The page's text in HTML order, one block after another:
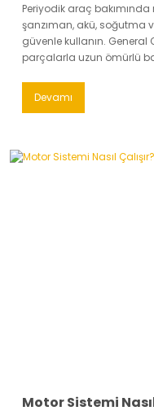
Periyodik araç bakımında
şanzıman, akü, soğutma
güvenle kullanın. General
parçalarla uzun ömürlü
Devamı
Motor Sistemi